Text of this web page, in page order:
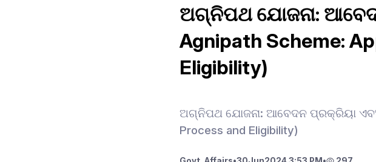
ଅଗ୍ନିପଥ ଯୋଜନା:
Agnipath Scheme:
Eligibility)
ଅଗ୍ନିପଥ ଯୋଜନା: ଆବେଦନ ପ୍ରକ୍ରିୟା ଏବଂ
Process and Eligibility)